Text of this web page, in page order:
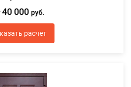
40 000руб.
расчет